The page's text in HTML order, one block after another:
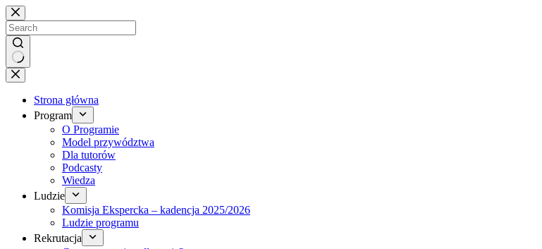
Brak
wyników
Strona główna
Program
O Programie
Model przywództwa
Dla tutorów
Podcasty
Wiedza
Ludzie
Komisja Ekspercka – kadencja 2025/2026
Ludzie programu
Rekrutacja